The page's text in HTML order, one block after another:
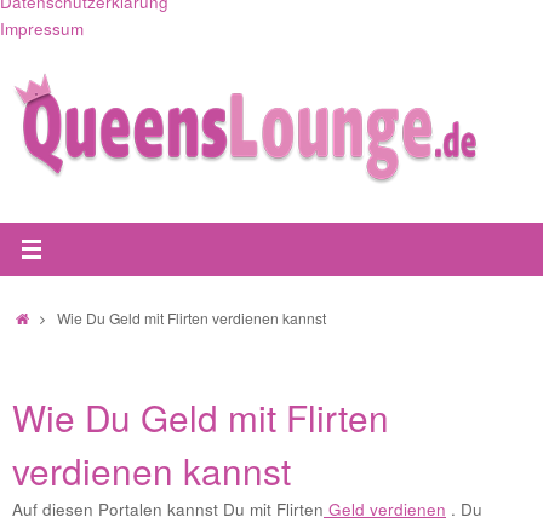
Impressum
Inhalt
springen
StartWie Du Geld mit Flirten verdienen kannst
Wie Du Geld mit Flirten
verdienen kannst
Auf diesen Portalen kannst Du mit Flirten Geld verdienen . Du